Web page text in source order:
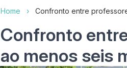
Home › Confronto entre
Confronto
ao menos seis